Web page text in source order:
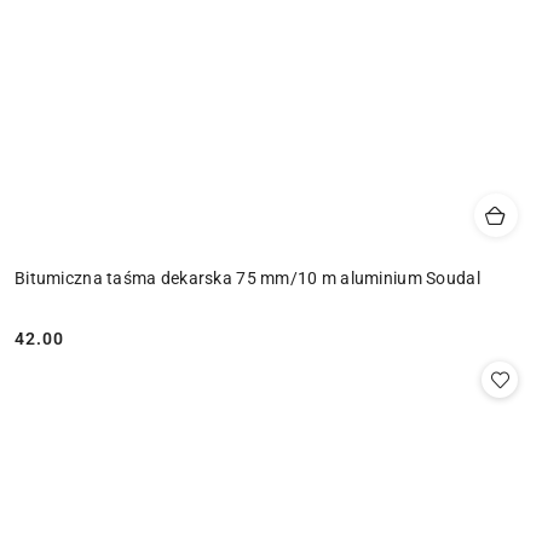
Bitumiczna taśma dekarska 75 mm/10 m aluminium Soudal
Cena:
42.00